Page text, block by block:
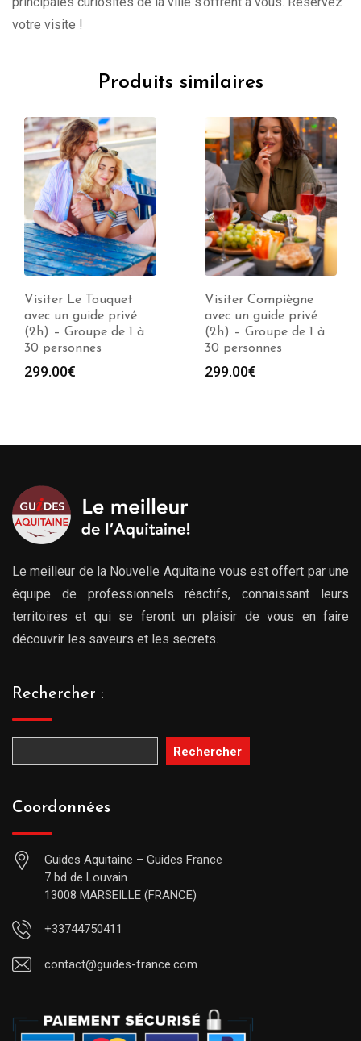
votre visite !
Produits similaires
Visiter Compiègne
avec un guide privé
(2h) – Groupe de 1 à
30 personnes
299.00€
Visiter Vervins avec
un guide privé (2h) –
Groupe de 1 à 30
personnes
299.00€
Le meilleur de la Nouvelle Aquitaine vous est offert par une
équipe de professionnels réactifs, connaissant leurs
territoires et qui se feront un plaisir de vous en faire
découvrir les saveurs et les secrets.
Rechercher :
Rechercher
Coordonnées
Guides Aquitaine – Guides France
7 bd de Louvain
13008 MARSEILLE (FRANCE)
+33744750411
contact@guides-france.com